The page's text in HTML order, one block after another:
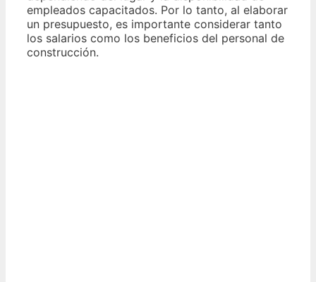
empleados capacitados. Por lo tanto, al elaborar
un presupuesto, es importante considerar tanto
los salarios como los beneficios del personal de
construcción.